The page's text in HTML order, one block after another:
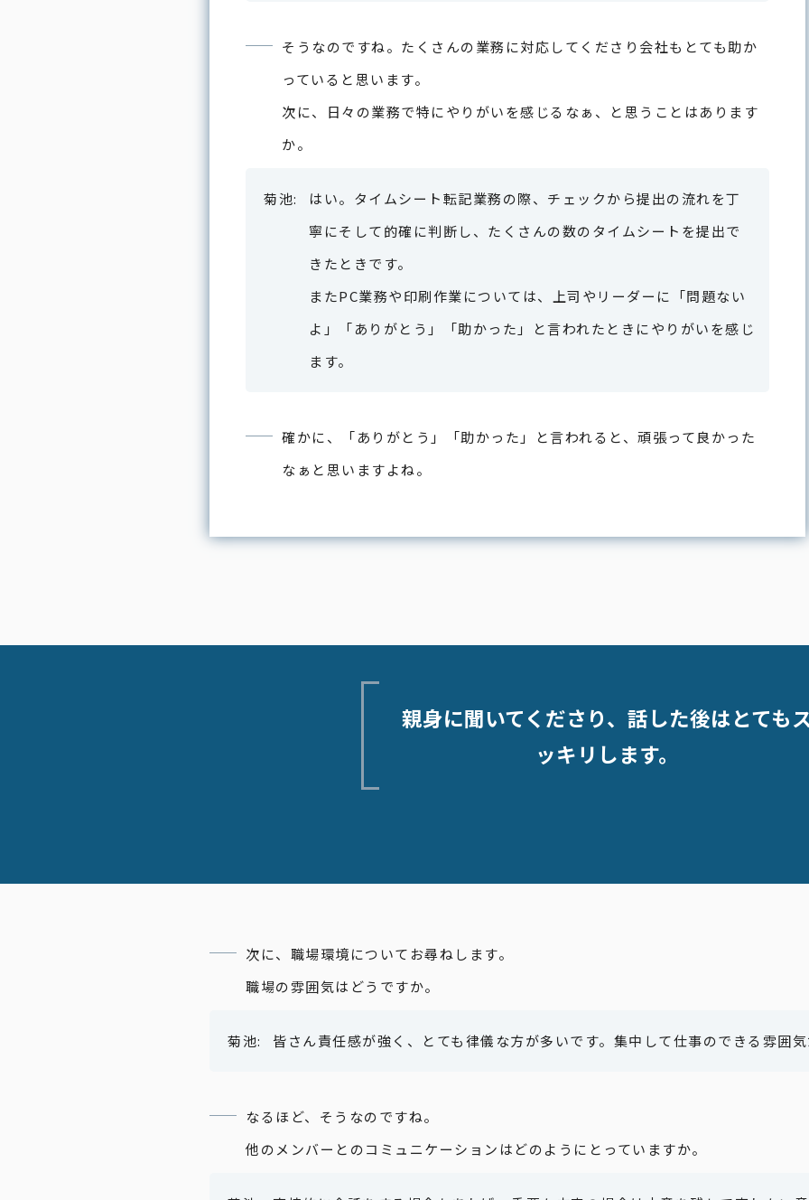
そうなのですね。たくさんの業務に対応してくださり会社もとても助か
っていると思います。
次に、日々の業務で特にやりがいを感じるなぁ、と思うことはあります
か。
はい。タイムシート転記業務の際、チェックから提出の流れを丁
寧にそして的確に判断し、たくさんの数のタイムシートを提出で
きたときです。
またPC業務や印刷作業については、上司やリーダーに「問題ない
よ」「ありがとう」「助かった」と言われたときにやりがいを感じ
ます。
確かに、「ありがとう」「助かった」と言われると、頑張って良かった
なぁと思いますよね。
親身に聞いてくださり、話した後はとても
ッキリします。
次に、職場環境についてお尋ねします。
職場の雰囲気はどうですか。
皆さん責任感が強く、とても律儀な方が多いです。集中して仕事のできる雰囲
なるほど、そうなのですね。
他のメンバーとのコミュニケーションはどのようにとっていますか。